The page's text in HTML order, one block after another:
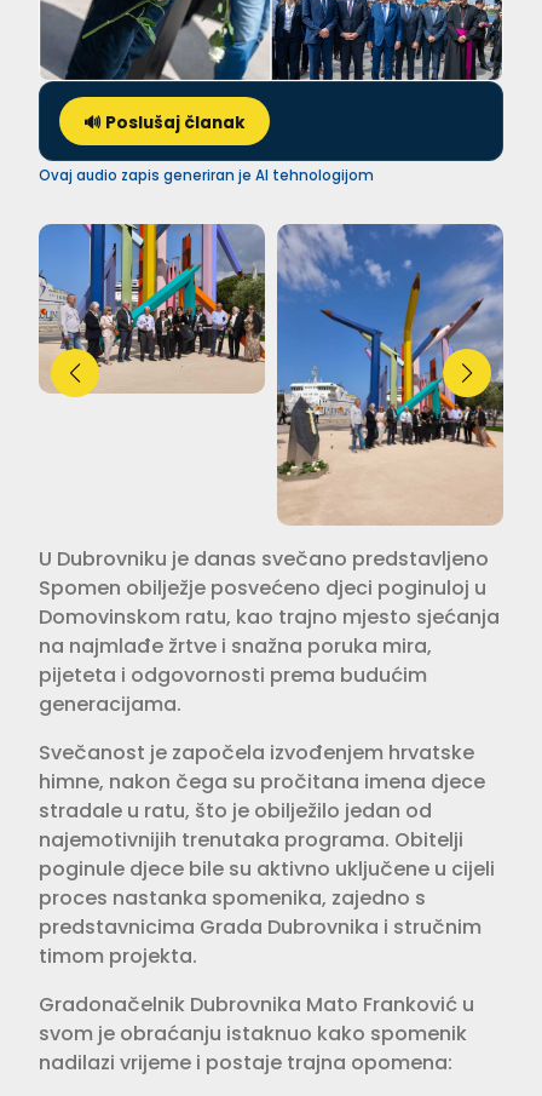
🔊 Poslušaj članak
Ovaj audio zapis generiran je AI tehnologijom
U Dubrovniku je danas svečano predstavljeno
Spomen obilježje posvećeno djeci poginuloj u
Domovinskom ratu, kao trajno mjesto sjećanja
na najmlađe žrtve i snažna poruka mira,
pijeteta i odgovornosti prema budućim
generacijama.
Svečanost je započela izvođenjem hrvatske
himne, nakon čega su pročitana imena djece
stradale u ratu, što je obilježilo jedan od
najemotivnijih trenutaka programa. Obitelji
poginule djece bile su aktivno uključene u cijeli
proces nastanka spomenika, zajedno s
predstavnicima Grada Dubrovnika i stručnim
timom projekta.
Gradonačelnik Dubrovnika Mato Franković u
svom je obraćanju istaknuo kako spomenik
nadilazi vrijeme i postaje trajna opomena: